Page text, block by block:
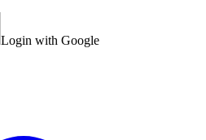
Login with Google